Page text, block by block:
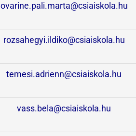
ovarine.pali.marta@csiaiskola.hu
rozsahegyi.ildiko@csiaiskola.hu
temesi.adrienn@csiaiskola.hu
vass.bela@csiaiskola.hu